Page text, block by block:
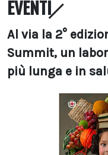
EVENTI
Al via la 2°
Summit, un
più lunga e in